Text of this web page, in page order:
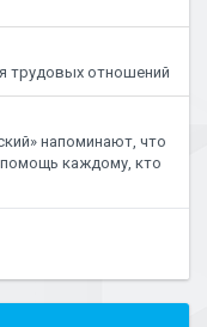
трудовых отношений
напоминают, что
каждому, кто